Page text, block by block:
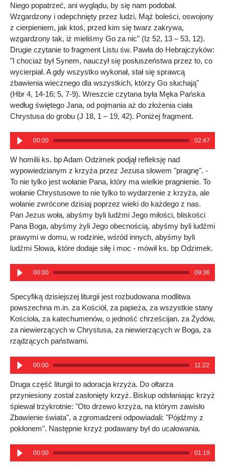
Niego popatrzeć, ani wyglądu, by się nam podobał.
Wzgardzony i odepchnięty przez ludzi, Mąż boleści, oswojony
z cierpieniem, jak ktoś, przed kim się twarz zakrywa,
wzgardzony tak, iż mieliśmy Go za nic" (Iz 52, 13 – 53, 12).
Drugie czytanie to fragment Listu św. Pawła do Hebrajczyków:
"I chociaż był Synem, nauczył się posłuszeństwa przez to, co
wycierpiał. A gdy wszystko wykonał, stał się sprawcą
zbawienia wiecznego dla wszystkich, którzy Go słuchają"
(Hbr 4, 14-16; 5, 7-9). Wreszcie czytana była Męka Pańska
według świętego Jana, od pojmania aż do złożenia ciała
Chrystusa do grobu (J 18, 1 – 19, 42). Poniżej fragment.
00:00 02:47
W homilii ks. bp Adam Odzimek podjął refleksję nad
wypowiedzianym z krzyża przez Jezusa słowem "pragnę". -
To nie tylko jest wołanie Pana, który ma wielkie pragnienie. To
wołanie Chrystusowe to nie tylko to wydarzenie z krzyża, ale
wołanie zwrócone dzisiaj poprzez wieki do każdego z nas.
Pan Jezus woła, abyśmy byli ludźmi Jego miłości, bliskości
Pana Boga, abyśmy żyli Jego obecnością, abyśmy byli ludźmi
prawymi w domu, w rodzinie, wśród innych, abyśmy byli
ludźmi Słowa, które dodaje siłę i moc - mówił ks. bp Odzimek.
00:00 09:36
Specyfiką dzisiejszej liturgii jest rozbudowana modlitwa
powszechna m.in. za Kościół, za papieża, za wszystkie stany
Kościoła, za katechumenów, o jedność chrześcijan, za Żydów,
za niewierzących w Chrystusa, za niewierzących w Boga, za
rządzących państwami.
00:00 11:22
Druga część liturgii to adoracja krzyża. Do ołtarza
przyniesiony został zasłonięty krzyż. Biskup odsłaniając krzyż
śpiewał trzykrotnie: "Oto drzewo krzyża, na którym zawisło
Zbawienie świata", a zgromadzeni odpowiadali: "Pójdźmy z
pokłonem". Następnie krzyż podawany był do ucałowania.
00:00 01:19